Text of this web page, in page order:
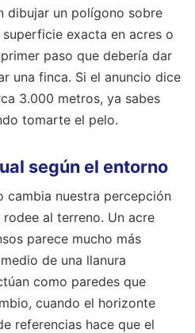
dibujar un polígono sobre
exacta en acres o
paso que debería dar
una finca. Si el anuncio dice
3.000 metros, ya sabes
tomarte el pelo.
según el entorno
cambia nuestra percepción
al terreno. Un acre
parece mucho más
de una llanura
como paredes que
cuando el horizonte
referencias hace que el